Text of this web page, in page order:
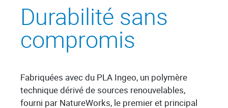
Durabilité sans
compromis
Fabriquées avec du PLA Ingeo, un polymère
technique dérivé de sources renouvelables,
fourni par NatureWorks, le premier et principal